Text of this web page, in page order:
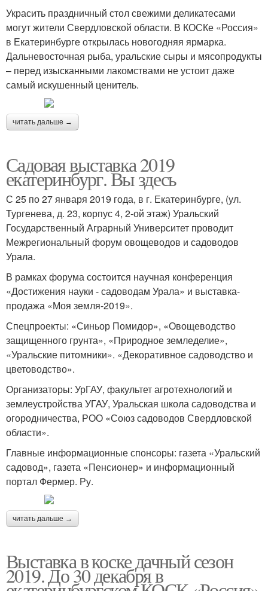
Украсить праздничный стол свежими деликатесами
могут жители Свердловской области. В КОСКе «Россия»
в Екатеринбурге открылась новогодняя ярмарка.
Дальневосточная рыба, уральские сыры и мясопродукты
– перед изысканными лакомствами не устоит даже
самый искушенный ценитель.
читать дальше →
Садовая выставка 2019
екатеринбург. Вы здесь
С 25 по 27 января 2019 года, в г. Екатеринбурге, (ул.
Тургенева, д. 23, корпус 4, 2-ой этаж) Уральский
Государственный Аграрный Университет проводит
Межрегиональный форум овощеводов и садоводов
Урала.
В рамках форума состоится научная конференция
«Достижения науки - садоводам Урала» и выставка-
продажа «Моя земля-2019».
Спецпроекты: «Синьор Помидор», «Овощеводство
защищенного грунта», «Природное земледелие»,
«Уральские питомники». «Декоративное садоводство и
цветоводство».
Организаторы: УрГАУ, факультет агротехнологий и
землеустройства УГАУ, Уральская школа садоводства и
огородничества, РОО «Союз садоводов Свердловской
области».
Главные информационные спонсоры: газета «Уральский
садовод», газета «Пенсионер» и информационный
портал Фермер. Ру.
читать дальше →
Выставка в коске дачный сезон
2019. До 30 декабря в